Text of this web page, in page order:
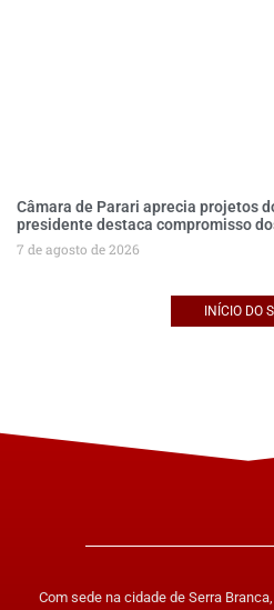
Câmara de Parari aprecia projetos
presidente destaca compromisso
7 de agosto de 2026
INÍCIO DO
Com sede na cidade de Serra